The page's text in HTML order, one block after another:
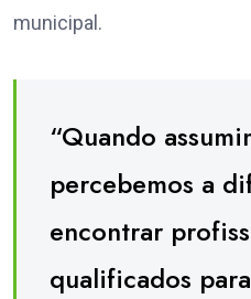
municipal.
“Quando
percebemos a
encontrar
qualificados